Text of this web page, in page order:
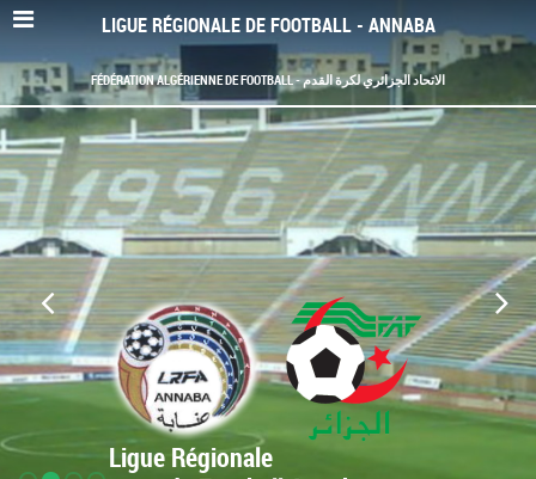
LIGUE RÉGIONALE DE FOOTBALL - ANNABA
FÉDÉRATION ALGÉRIENNE DE FOOTBALL - الاتحاد الجزائري لكرة القدم
Ligue Régionale